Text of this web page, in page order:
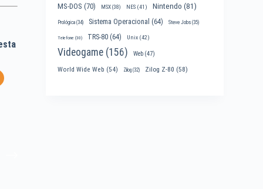
MS-DOS (70) MSX(38) NES (41) Nintendo (81)
Prológica (34) Sistema Operacional (64) Steve Jobs (35)
Telefone (30) TRS-80 (64) Unix (42)
Videogame (156) Web (47)
World Wide Web (54) Zilog (32) Zilog Z-80 (58)